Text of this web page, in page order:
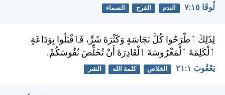
لُوقَا ١٥:‏٧ الندم الفرح السماء
لِذَلِكَ ٱطْرَحُوا كُلَّ نَجَاسَةٍ وَكَثْرَةَ شَرٍّ، فَٱقْبَلُوا بِوَدَاعَةٍ
ٱلْكَلِمَةَ ٱلْمَغْرُوسَةَ ٱلْقَادِرَةَ أَنْ تُخَلِّصَ نُفُوسَكُمْ.
يَعْقُوبَ ١:‏٢١ الخلاص كلمة الله الشر